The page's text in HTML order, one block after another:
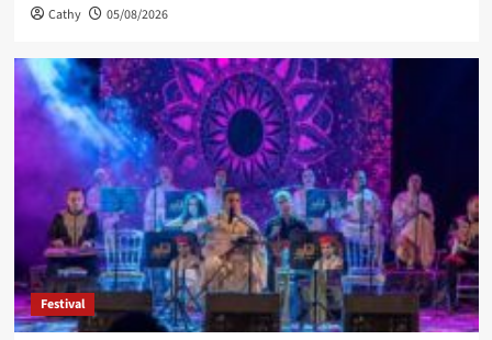
Cathy 05/08/2026
Festival